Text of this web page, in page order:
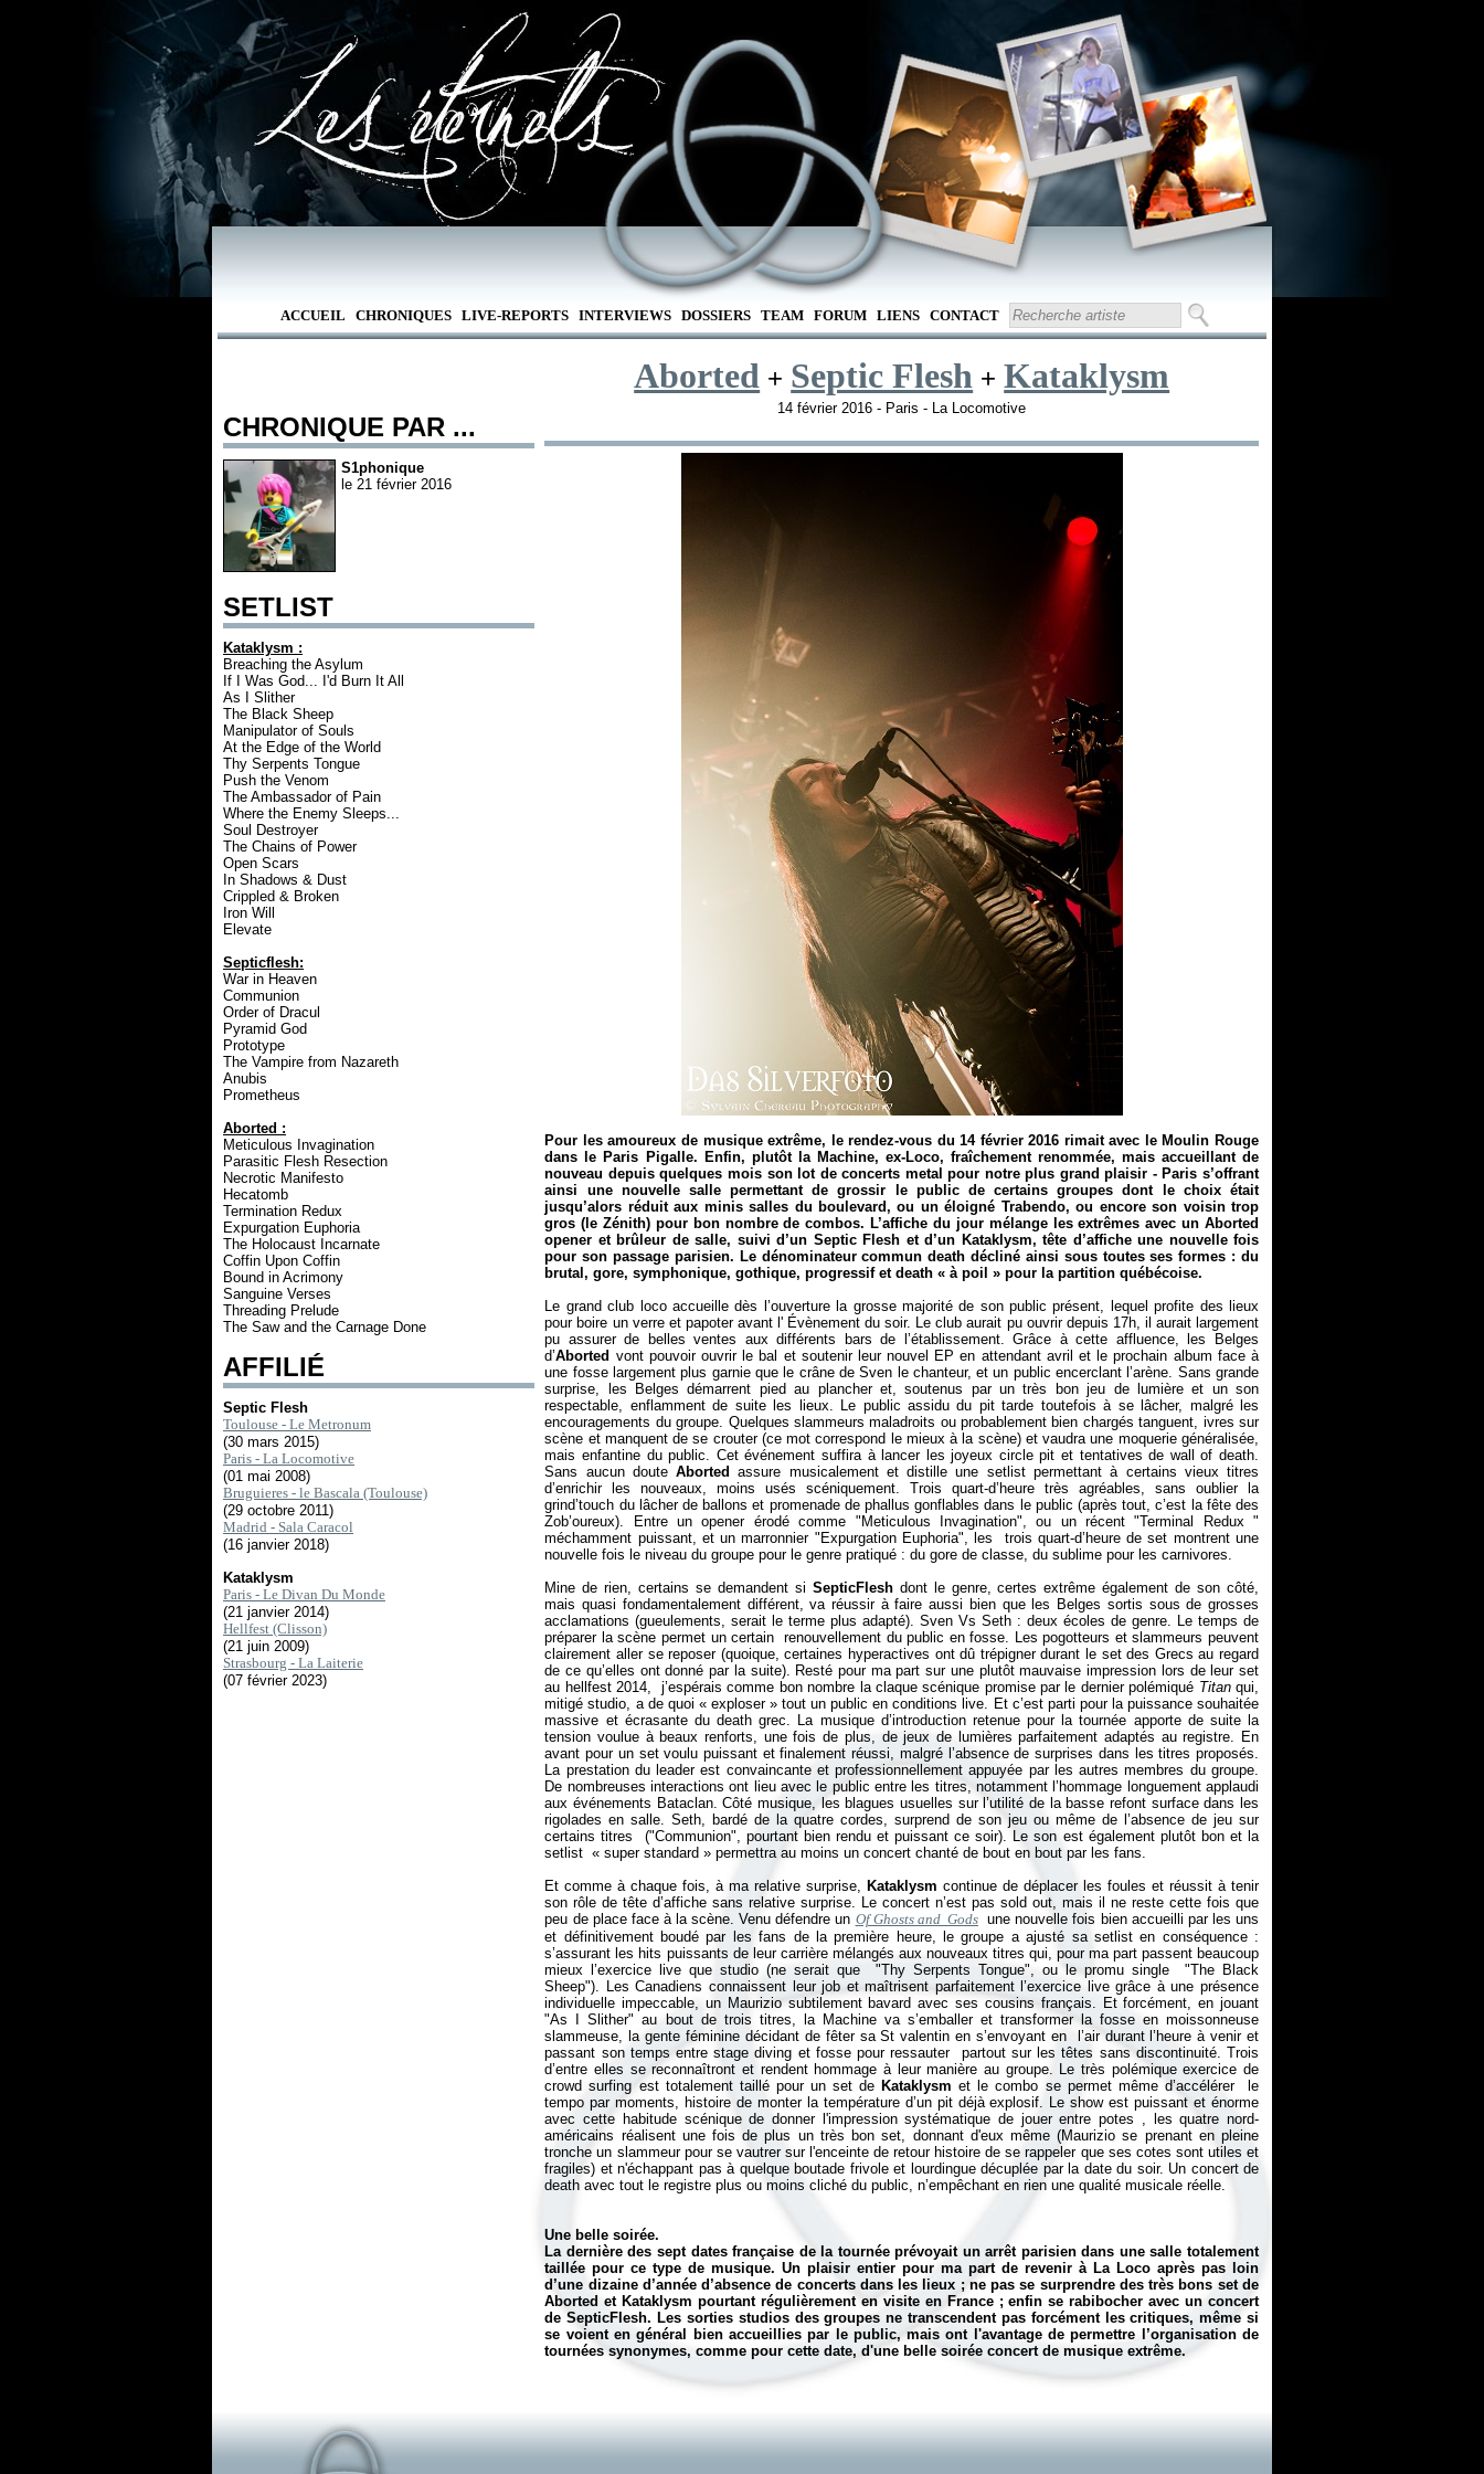
ACCUEIL CHRONIQUES LIVE-REPORTS INTERVIEWS DOSSIERS TEAM FORUM LIENS CONTACT
CHRONIQUE PAR ...
S1phonique
le 21 février 2016
SETLIST
Kataklysm :
Breaching the Asylum
If I Was God... I'd Burn It All
As I Slither
The Black Sheep
Manipulator of Souls
At the Edge of the World
Thy Serpents Tongue
Push the Venom
The Ambassador of Pain
Where the Enemy Sleeps...
Soul Destroyer
The Chains of Power
Open Scars
In Shadows & Dust
Crippled & Broken
Iron Will
Elevate
Septicflesh:
War in Heaven
Communion
Order of Dracul
Pyramid God
Prototype
The Vampire from Nazareth
Anubis
Prometheus
Aborted :
Meticulous Invagination
Parasitic Flesh Resection
Necrotic Manifesto
Hecatomb
Termination Redux
Expurgation Euphoria
The Holocaust Incarnate
Coffin Upon Coffin
Bound in Acrimony
Sanguine Verses
Threading Prelude
The Saw and the Carnage Done
AFFILIÉ
Septic Flesh
Toulouse - Le Metronum
(30 mars 2015)
Paris - La Locomotive
(01 mai 2008)
Bruguieres - le Bascala (Toulouse)
(29 octobre 2011)
Madrid - Sala Caracol
(16 janvier 2018)
Kataklysm
Paris - Le Divan Du Monde
(21 janvier 2014)
Hellfest (Clisson)
(21 juin 2009)
Strasbourg - La Laiterie
(07 février 2023)
Aborted + Septic Flesh + Kataklysm
14 février 2016 - Paris - La Locomotive
Pour les amoureux de musique extrême, le rendez-vous du 14 février 2016 rimait avec le Moulin Rouge
dans le Paris Pigalle. Enfin, plutôt la Machine, ex-Loco, fraîchement renommée, mais accueillant de
nouveau depuis quelques mois son lot de concerts metal pour notre plus grand plaisir - Paris s’offrant
ainsi une nouvelle salle permettant de grossir le public de certains groupes dont le choix était
jusqu’alors réduit aux minis salles du boulevard, ou un éloigné Trabendo, ou encore son voisin trop
gros (le Zénith) pour bon nombre de combos. L’affiche du jour mélange les extrêmes avec un Aborted
opener et brûleur de salle, suivi d’un Septic Flesh et d’un Kataklysm,tête d’affiche une nouvelle fois
pour son passage parisien. Le dénominateur commun death décliné ainsi sous toutes ses formes : du
brutal, gore, symphonique, gothique, progressif et death « à poil » pour la partition québécoise.
Le grand club loco accueille dès l’ouverture la grosse majorité de son public présent, lequel profite des lieux
pour boire un verre et papoter avant l' Évènement du soir. Le club aurait pu ouvrir depuis 17h, il aurait largement
pu assurer de belles ventes aux différents bars de l’établissement. Grâce à cette affluence, les Belges
d’Aborted vont pouvoir ouvrir le bal et soutenir leur nouvel EP en attendant avril et le prochain album face à
une fosse largement plus garnie que le crâne de Sven le chanteur, et un public encerclant l’arène. Sans grande
surprise, les Belges démarrent pied au plancher et, soutenus par un très bon jeu de lumière et un son
respectable, enflamment de suite les lieux. Le public assidu du pit tarde toutefois à se lâcher, malgré les
encouragements du groupe. Quelques slammeurs maladroits ou probablement bien chargés tanguent, ivres sur
scène et manquent de se crouter (ce mot correspond le mieux à la scène) et vaudra une moquerie généralisée,
mais enfantine du public. Cet événement suffira à lancer les joyeux circle pit et tentatives de wall of death.
Sans aucun douteAbortedassure musicalement et distille une setlist permettant à certains vieux titres
d’enrichir les nouveaux, moins usés scéniquement. Trois quart-d’heure très agréables, sans oublier la
grind’touch du lâcher de ballons et promenade de phallus gonflables dans le public (après tout, c’est la fête des
Zob’oureux). Entre un opener érodé comme "Meticulous Invagination", ou un récent "Terminal Redux "
méchamment puissant, et un marronnier "Expurgation Euphoria", les trois quart-d’heure de set montrent une
nouvelle fois le niveau du groupe pour le genre pratiqué : du gore de classe, du sublime pour les carnivores.
Mine de rien, certains se demandent si SepticFleshdont le genre, certes extrême également de son côté,
mais quasi fondamentalement différent, va réussir à faire aussi bien que les Belges sortis sous de grosses
acclamations (gueulements, serait le terme plus adapté). Sven Vs Seth : deux écoles de genre. Le temps de
préparer la scène permet un certain renouvellement du public en fosse. Les pogotteurs et slammeurs peuvent
clairement aller se reposer (quoique, certaines hyperactives ont dû trépigner durant le set des Grecs au regard
de ce qu’elles ont donné par la suite). Resté pour ma part sur une plutôt mauvaise impression lors de leur set
au hellfest 2014, j’espérais comme bon nombre la claque scénique promise par le dernier polémiqué Titanqui,
mitigé studio, a de quoi « exploser » tout un public en conditions live. Et c’est parti pour la puissance souhaitée
massive et écrasante du death grec. La musique d’introduction retenue pour la tournée apporte de suite la
tension voulue à beaux renforts, une fois de plus, de jeux de lumières parfaitement adaptés au registre. En
avant pour un set voulu puissant et finalement réussi, malgré l’absence de surprises dans les titres proposés.
La prestation du leader est convaincante et professionnellement appuyée par les autres membres du groupe.
De nombreuses interactions ont lieu avec le public entre les titres, notamment l’hommage longuement applaudi
aux événements Bataclan. Côté musique, les blagues usuelles sur l’utilité de la basse refont surface dans les
rigolades en salle. Seth, bardé de la quatre cordes, surprend de son jeu ou même de l’absence de jeu sur
certains titres ("Communion", pourtant bien rendu et puissant ce soir). Le son est également plutôt bon et la
setlist « super standard » permettra au moins un concert chanté de bout en bout par les fans.
Et comme à chaque fois, à ma relative surprise, Kataklysmcontinue de déplacer les foules et réussit à tenir
son rôle de tête d’affiche sans relative surprise. Le concert n’est pas sold out, mais il ne reste cette fois que
peu de place face à la scène. Venu défendre un Of Ghosts and Gods une nouvelle fois bien accueilli par les uns
et définitivement boudé par les fans de la première heure, le groupe a ajusté sa setlist en conséquence :
s’assurant les hits puissants de leur carrière mélangés aux nouveaux titres qui, pour ma part passent beaucoup
mieux l’exercice live que studio (ne serait que "Thy Serpents Tongue", ou le promu single "The Black
Sheep"). Les Canadiens connaissent leur job et maîtrisent parfaitement l’exercice live grâce à une présence
individuelle impeccable, un Maurizio subtilement bavard avec ses cousins français. Et forcément, en jouant
"As I Slither" au bout de trois titres, la Machine va s’emballer et transformer la fosse en moissonneuse
slammeuse, la gente féminine décidant de fêter sa St valentin en s’envoyant en l’air durant l’heure à venir et
passant son temps entre stage diving et fosse pour ressauter partout sur les têtes sans discontinuité. Trois
d’entre elles se reconnaîtront et rendent hommage à leur manière au groupe. Le très polémique exercice de
crowd surfing est totalement taillé pour un set de Kataklysmet le combo se permet même d’accélérer le
tempo par moments, histoire de monter la température d’un pit déjà explosif. Le show est puissant et énorme
avec cette habitude scénique de donner l'impression systématique de jouer entre potes , les quatre nord-
américains réalisent une fois de plus un très bon set, donnant d'eux même (Maurizio se prenant en pleine
tronche un slammeur pour se vautrer sur l'enceinte de retour histoire de se rappeler que ses cotes sont utiles et
fragiles) et n'échappant pas à quelque boutade frivole et lourdingue décuplée par la date du soir. Un concert de
death avec tout le registre plus ou moins cliché du public, n’empêchant en rien une qualité musicale réelle.
Une belle soirée.
La dernière des sept dates française de la tournée prévoyait un arrêt parisien dans une salle totalement
taillée pour ce type de musique. Un plaisir entier pour ma part de revenir à La Loco après pas loin
d’une dizaine d’année d’absence de concerts dans les lieux ; ne pas se surprendre des très bons set de
Aborted et Kataklysm pourtantrégulièrement en visite en France ; enfin se rabibocher avec un concert
de SepticFlesh. Les sorties studios des groupes ne transcendent pas forcément les critiques, même si
se voient en général bien accueillies par le public, mais ont l'avantage de permettre l’organisation de
tournées synonymes, comme pour cette date, d'une belle soirée concert de musique extrême.